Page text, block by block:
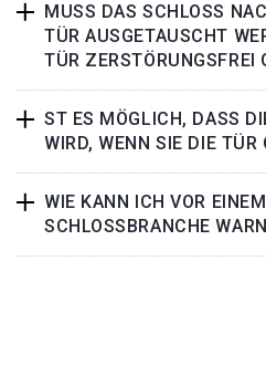
MUSS DAS SCHLOSS
TÜR AUSGETAUSCHT
TÜR ZERSTÖRUNGSFREI
ST ES MÖGLICH, DASS
WIRD, WENN SIE DIE TÜR
WIE KANN ICH VOR
SCHLOSSBRANCHE